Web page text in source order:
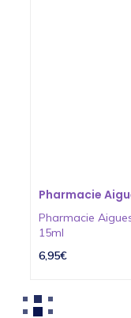
Pharmacie
Pharmacie
15ml
6,95€